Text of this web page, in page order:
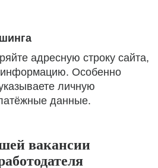
адресную строку сайта,
информацию. Особенно
личную
данные.
вакансии